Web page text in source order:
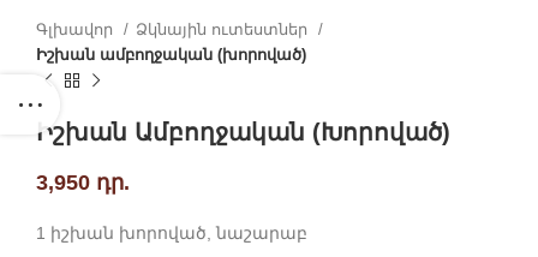
Գլխավոր
Ձկնային ուտեստներ
Իշխան ամբողջական (խորոված)
Իշխան Ամբողջական (խորոված)
3,950 դր.
1 իշխան խորոված, նաշարաբ